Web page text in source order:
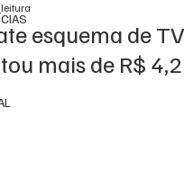
esquema de
mais de R$